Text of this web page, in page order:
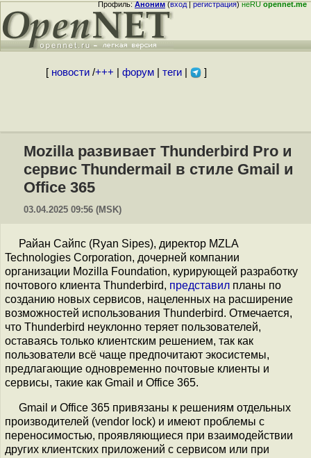
Профиль:Аноним(вход|регистрация)неRUopennet.me
[ новости/+++ форум| теги| ]
Mozilla развивает Thunderbird Pro и
сервис Thundermail в стиле Gmail и
Office 365
03.04.2025 09:56 (MSK)
Райан Сайпс (Ryan Sipes), директор MZLA
Technologies Corporation, дочерней компании
организации Mozilla Foundation, курирующей разработку
почтового клиента Thunderbird, представил планы по
созданию новых сервисов, нацеленных на расширение
возможностей использования Thunderbird. Отмечается,
что Thunderbird неуклонно теряет пользователей,
оставаясь только клиентским решением, так как
пользователи всё чаще предпочитают экосистемы,
предлагающие одновременно почтовые клиенты и
сервисы, такие как Gmail и Office 365.
Gmail и Office 365 привязаны к решениям отдельных
производителей (vendor lock) и имеют проблемы с
переносимостью, проявляющиеся при взаимодействии
других клиентских приложений с сервисом или при